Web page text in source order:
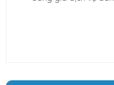
Quảng Bình